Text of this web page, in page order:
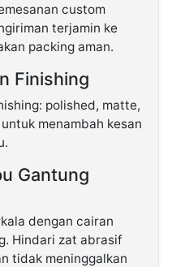
custom
terjamin ke
packing aman.
Finishing
polished, matte,
menambah kesan
Gantung
dengan cairan
Hindari zat abrasif
tidak meninggalkan